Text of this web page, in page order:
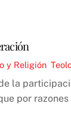
y Religión
la
por